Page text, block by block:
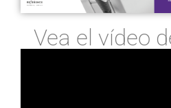
Vea el vídeo